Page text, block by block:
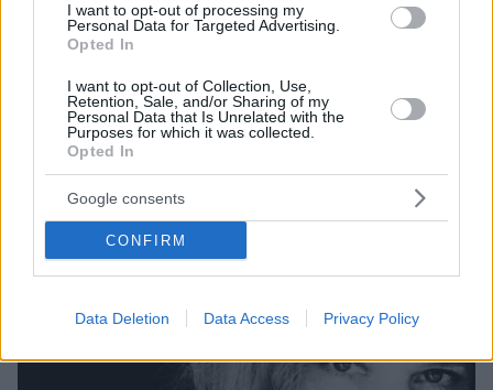
I want to opt-out of processing my
Personal Data for Targeted Advertising.
Opted In
I want to opt-out of Collection, Use,
Retention, Sale, and/or Sharing of my
Personal Data that Is Unrelated with the
Purposes for which it was collected.
Opted In
Google consents
CONFIRM
Data Deletion Data Access Privacy Policy
«Ελληνισμός»
Ως μια ελάχιστη προσφορά προς τους Απόδημους
Έλληνες
15.11.2021, 21:56